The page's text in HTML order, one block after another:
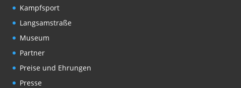
Kampfsport
Langsamstraße
Museum
Partner
Preise und Ehrungen
Presse